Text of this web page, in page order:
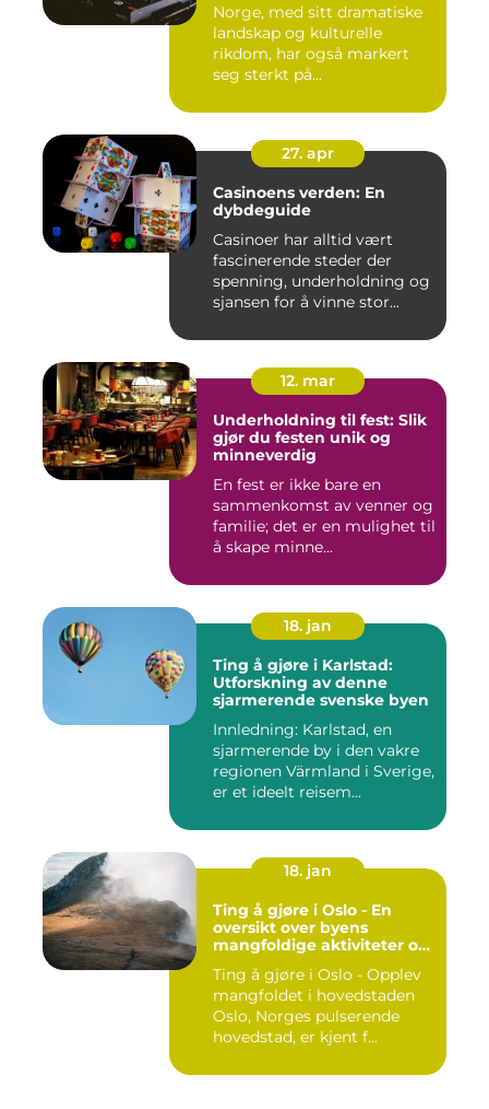
Norge, med sitt dramatiske
landskap og kulturelle
rikdom, har også markert
seg sterkt på...
27. apr
Casinoens verden: En
dybdeguide
Casinoer har alltid vært
fascinerende steder der
spenning, underholdning og
sjansen for å vinne stor...
12. mar
Underholdning til fest: Slik
gjør du festen unik og
minneverdig
En fest er ikke bare en
sammenkomst av venner og
familie; det er en mulighet til
å skape minne...
18. jan
Ting å gjøre i Karlstad:
Utforskning av denne
sjarmerende svenske byen
Innledning: Karlstad, en
sjarmerende by i den vakre
regionen Värmland i Sverige,
er et ideelt reisem...
18. jan
Ting å gjøre i Oslo - En
oversikt over byens
mangfoldige aktiviteter og
Ting å gjøre i Oslo - Opplev
mangfoldet i hovedstaden
Oslo, Norges pulserende
hovedstad, er kjent f...